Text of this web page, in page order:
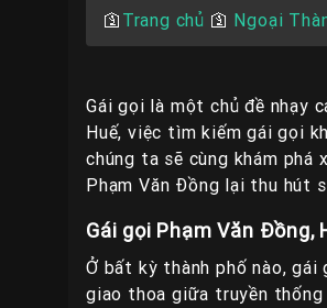
🛐 Trang chủ 🛐 Ngoại
Gái gọi là một chủ đề nhạy
Huế, việc tìm kiếm gái gọi
chúng ta sẽ cùng khám phá
Phạm Văn Đồng lại thu hút
Gái gọi Phạm Văn Đồng,
Ở bất kỳ thành phố nào,
giao thoa giữa truyền thống